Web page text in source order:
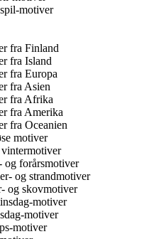
motiver
fra Finland
fra Island
fra Europa
fra Asien
fra Afrika
fra Amerika
fra Oceanien
motiver
og forårsmotiver
og strandmotiver
og skovmotiver
motiver
motiver
motiver